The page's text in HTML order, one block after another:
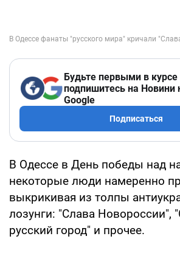
Будьте первыми в курсе
подпишитесь на Новини
Google
Подписаться
В Одессе в День победы над
некоторые люди намеренно
выкрикивая из толпы
лозунги: "Слава Новороссии",
русский город" и прочее.